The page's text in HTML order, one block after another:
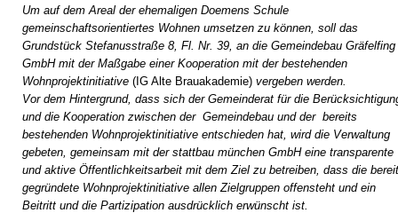
Um auf dem Areal der ehemaligen Doemens Schule
gemeinschaftsorientiertes Wohnen umsetzen zu können, soll das
Grundstück Stefanusstraße 8, Fl. Nr. 39, an die Gemeindebau Gräfelfing
GmbH mit der Maßgabe einer Kooperation mit der bestehenden
Wohnprojektinitiative (IG Alte Brauakademie) vergeben werden.
Vor dem Hintergrund, dass sich der Gemeinderat für die
und die Kooperation zwischen der Gemeindebau und der bereits
bestehenden Wohnprojektinitiative entschieden hat, wird die Verwaltung
gebeten, gemeinsam mit der stattbau münchen GmbH eine transparente
und aktive Öffentlichkeitsarbeit mit dem Ziel zu betreiben, dass die
gegründete Wohnprojektinitiative allen Zielgruppen offensteht und ein
Beitritt und die Partizipation ausdrücklich erwünscht ist.